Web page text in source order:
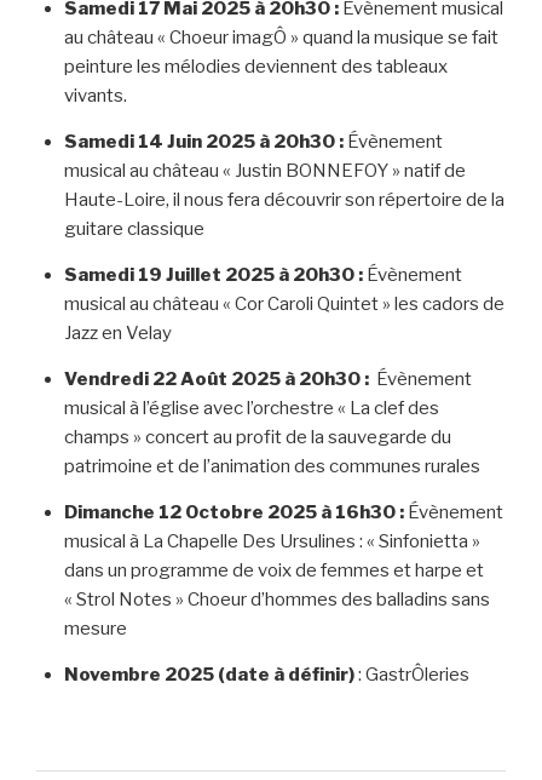
Samedi 17 Mai 2025 à 20h30 : Évènement musical
au château « Choeur imagÔ » quand la musique se fait
peinture les mélodies deviennent des tableaux
vivants.
Samedi 14 Juin 2025 à 20h30 : Évènement
musical au château « Justin BONNEFOY » natif de
Haute-Loire, il nous fera découvrir son répertoire de la
guitare classique
Samedi 19 Juillet 2025 à 20h30 :Évènement
musical au château « Cor Caroli Quintet » les cadors de
Jazz en Velay
Vendredi 22 Août 2025 à 20h30 :Évènement
musical à l’église avec l’orchestre « La clef des
champs » concert au profit de la sauvegarde du
patrimoine et de l’animation des communes rurales
Dimanche 12 Octobre 2025 à 16h30 :Évènement
musical à La Chapelle Des Ursulines : « Sinfonietta »
dans un programme de voix de femmes et harpe et
« Strol Notes » Choeur d’hommes des balladins sans
mesure
Novembre 2025 (date à définir): GastrÔleries